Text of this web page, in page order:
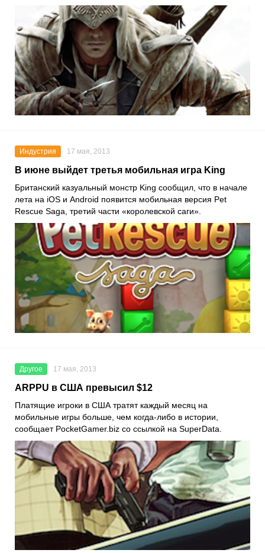
Индустрия 17 мая, 2013
В июне выйдет третья мобильная игра King
Британский казуальный монстр King сообщил, что в начале
лета на iOS и Android появится мобильная версия Pet
Rescue Saga, третий части «королевской саги».
Другое 17 мая, 2013
ARPPU в США превысил $12
Платящие игроки в США тратят каждый месяц на
мобильные игры больше, чем когда-либо в истории,
сообщает PocketGamer.biz со ссылкой на SuperData.